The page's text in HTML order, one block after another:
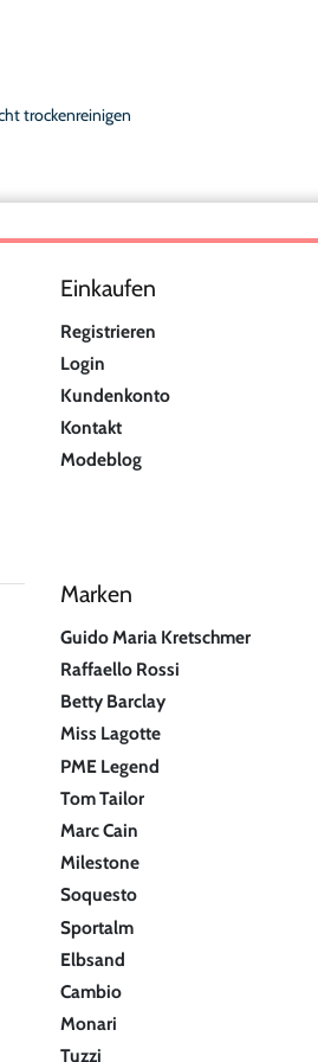
trockenreinigen
Einkaufen
Registrieren
Login
Kundenkonto
Kontakt
Modeblog
Marken
Guido Maria Kretschmer
Raffaello Rossi
Betty Barclay
Miss Lagotte
PME Legend
Tom Tailor
Marc Cain
Milestone
Soquesto
Sportalm
Elbsand
Cambio
Monari
Tuzzi